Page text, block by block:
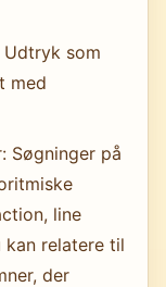
som
med
Søgninger på
line
relatere til
der